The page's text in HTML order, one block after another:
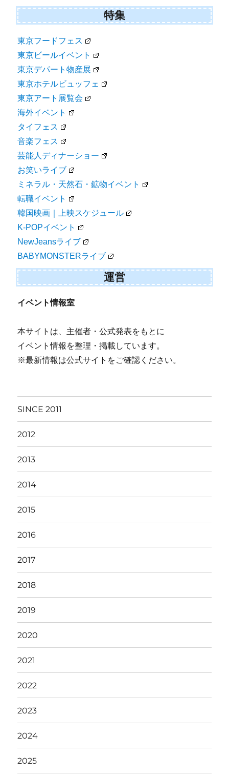
特集
東京フードフェス
東京ビールイベント
東京デパート物産展
東京ホテルビュッフェ
東京アート展覧会
海外イベント
タイフェス
音楽フェス
芸能人ディナーショー
お笑いライブ
ミネラル・天然石・鉱物イベント
転職イベント
韓国映画｜上映スケジュール
K-POPイベント
NewJeansライブ
BABYMONSTERライブ
運営
イベント情報室
本サイトは、主催者・公式発表をもとに
イベント情報を整理・掲載しています。
※最新情報は公式サイトをご確認ください。
SINCE 2011
2012
2013
2014
2015
2016
2017
2018
2019
2020
2021
2022
2023
2024
2025